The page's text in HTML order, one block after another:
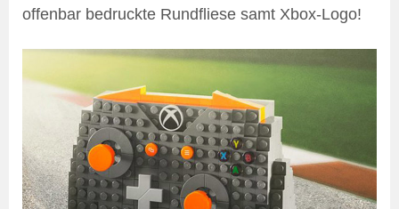
offenbar bedruckte Rundfliese samt Xbox-Logo!